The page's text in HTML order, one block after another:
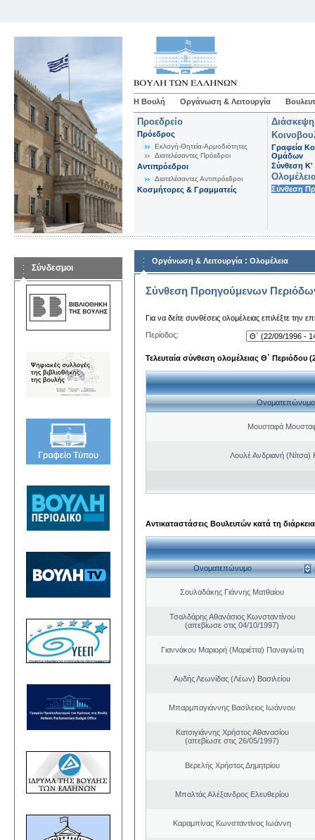
Η Βουλή Οργάνωση & Λειτουργία
Προεδρείο
Πρόεδρος
Εκλογή-Θητεία-Αρμοδιότητες
Διατελέσαντες Πρόεδροι
Αντιπρόεδροι
Διατελέσαντες Αντιπρόεδροι
Κοσμήτορες & Γραμματείς
Γραφεία
Ομάδων
Σύνθεση K'
Σύνθεση
Σύνδεσμοι
Οργάνωση & Λειτουργία : Ολομέλεια
Σύνθεση Προηγούμενων
Για να δείτε συνθέσεις ολομέλειας επιλέξτε την
Περίοδος:
Τελευταία σύνθεση ολομέλειας Θ΄ Περιόδου
Ονοματεπώνυμο
Μουσταφά
Λουλέ Ανδριανή (Νίτσα)
Αντικαταστάσεις Βουλευτών κατά τη
Ονοματεπώνυμο
Σουλαδάκης Γιάννης Ματθαίου
Τσαλδάρης Αθανάσιος Κωνσταντίνου
(απεβίωσε στις 04/10/1997)
Γιαννάκου Μαριορή (Μαριέττα) Παναγιώτη
Αυδής Λεωνίδας (Λέων) Βασιλείου
Μπαρμπαγιάννης Βασίλειος Ιωάννου
Κατσιγιάννης Χρήστος Αθανασίου
(απεβίωσε στις 26/05/1997)
Βερελής Χρήστος Δημητρίου
Μπαλτάς Αλέξανδρος Ελευθερίου
Καραμπίνας Κωνσταντίνος Ιωάννη